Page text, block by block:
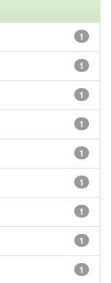
1
1
1
1
1
1
1
1
1